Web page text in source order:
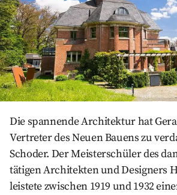
Die spannende Architektur hat
Vertreter des Neuen Bauens zu
Schoder. Der Meisterschüler des
tätigen Architekten und Designers
leistete zwischen 1919 und 1932